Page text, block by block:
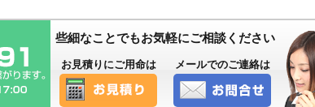
些細なことでもお気軽にご相談ください
お見積りにご用命は メールでのご連絡は